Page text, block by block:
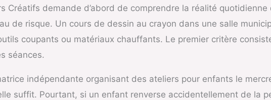
Créatifs demande d’abord de comprendre la réalité
de risque. Un cours de dessin au crayon dans une salle
coupants ou matériaux chauffants. Le premier critère
séances.
indépendante organisant des ateliers pour enfants le
suffit. Pourtant, si un enfant renverse accidentellement de la